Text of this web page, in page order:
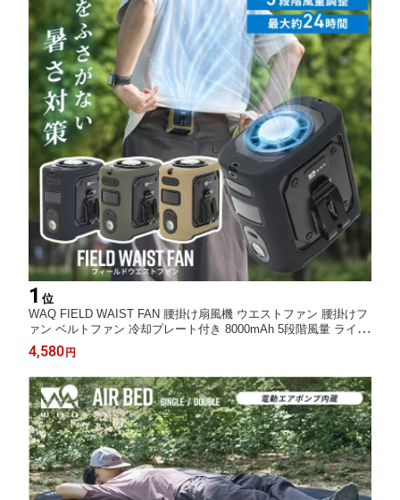
1 位
WAQ FIELD WAIST FAN 腰掛け扇風機 ウエストファン 腰掛けフ
ァン ベルトファン 冷却プレート付き 8000mAh 5段階風量 ライト
付き 3WAY ハンディファン 卓上ファン USB Type-C充電式 暑さ
対策グッズ 屋外作業 キャンプ 釣り ゴルフ【送料無料/1年保証】
4,580 円